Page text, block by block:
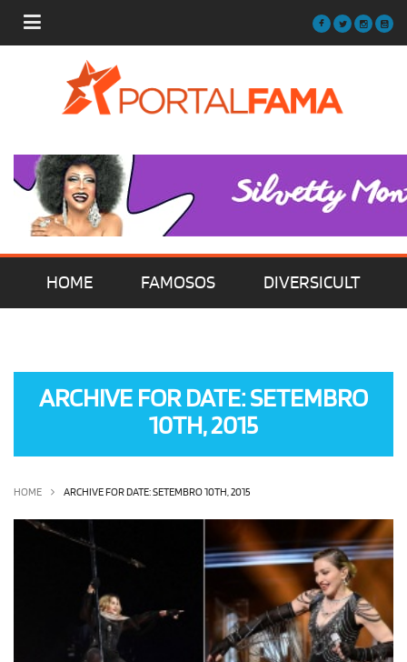
HOME FAMOSOS DIVERSICULT
OLHA ISSO! EU QUERO!
ARCHIVE FOR DATE: SETEMBRO
10TH, 2015
HOME ARCHIVE FOR DATE: SETEMBRO 10TH, 2015